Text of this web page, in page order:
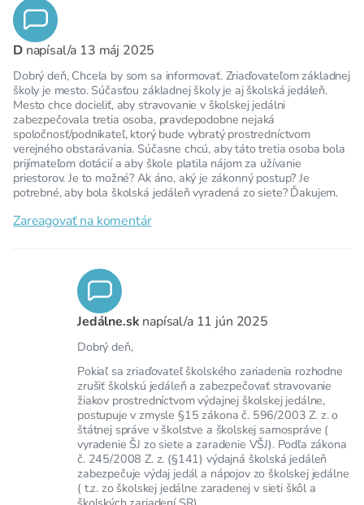
Dnapísal/a 13 máj 2025
Dobrý deň, Chcela by som sa informovať. Zriaďovateľom základnej
školy je mesto. Súčasťou základnej školy je aj školská jedáleň.
Mesto chce docieliť, aby stravovanie v školskej jedálni
zabezpečovala tretia osoba, pravdepodobne nejaká
spoločnosť/podnikateľ, ktorý bude vybratý prostredníctvom
verejného obstarávania. Súčasne chcú, aby táto tretia osoba bola
prijímateľom dotácií a aby škole platila nájom za užívanie
priestorov. Je to možné? Ak áno, aký je zákonný postup? Je
potrebné, aby bola školská jedáleň vyradená zo siete? Ďakujem.
Zareagovať na komentár
Jedálne.sk napísal/a 11 jún 2025
Dobrý deň,
Pokiaľ sa zriaďovateľ školského zariadenia rozhodne
zrušiť školskú jedáleň a zabezpečovať stravovanie
žiakov prostredníctvom výdajnej školskej jedálne,
postupuje v zmysle §15 zákona č. 596/2003 Z. z. o
štátnej správe v školstve a školskej samospráve (
vyradenie ŠJ zo siete a zaradenie VŠJ). Podľa zákona
č. 245/2008 Z. z. (§141) výdajná školská jedáleň
zabezpečuje výdaj jedál a nápojov zo školskej jedálne
( t.z. zo školskej jedálne zaradenej v sieti škôl a